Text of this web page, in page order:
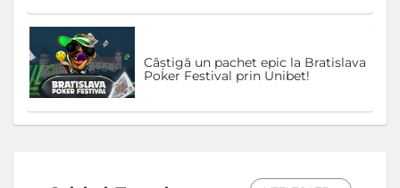
Câștigă un pachet epic la Bratislava
Poker Festival prin Unibet!